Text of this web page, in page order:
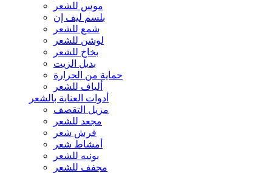
موس للشعر
بلسم ليف إن
شمع للشعر
لوشن للشعر
بخاخ للشعر
بديل الزيت
حماية من الحرارة
ألياف للشعر
أدوات العناية بالشعر
مزيل التقصف
مجعد للشعر
فرش شعر
أمشاط شعر
بونيه للشعر
مجفف للشعر